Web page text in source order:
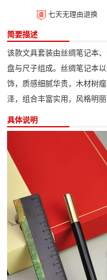
七天无理由退换
简要描述
该款文具套装由丝绸笔记本
盘与尺子组成。丝绸笔记本
饰，质感细腻华贵，木材树
泽，组合丰富实用，风格明丽
具体说明